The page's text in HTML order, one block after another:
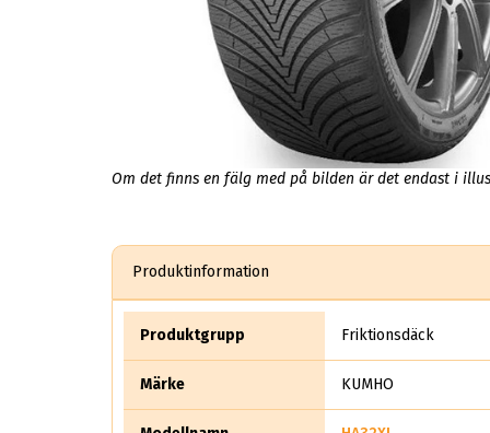
Om det finns en fälg med på bilden är det endast i
Produktinformation
Produktgrupp Friktionsdäck
Märke KUMHO